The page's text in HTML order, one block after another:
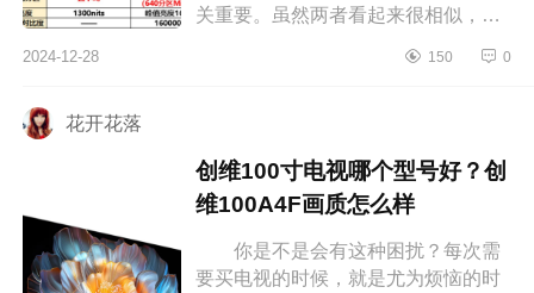
关重要。虽然两者看起来很相似，但
会影响你最终的使用体验。下面小编
2024-12-28 150 0
花开花落
创维100寸电视哪个型号好？创
维100A4F画质怎么样
你是不是会有这种困扰？每次需
要买电视的时候，就是尤为烦恼的时